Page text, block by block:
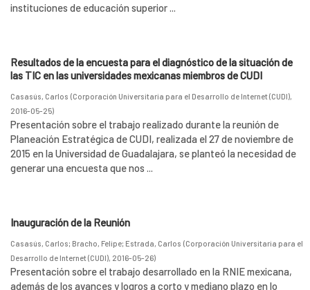
instituciones de educación superior ...
Resultados de la encuesta para el diagnóstico de la situación de
las TIC en las universidades mexicanas miembros de CUDI
Casasús, Carlos (Corporación Universitaria para el Desarrollo de Internet (CUDI),
2016-05-25)
Presentación sobre el trabajo realizado durante la reunión de
Planeación Estratégica de CUDI, realizada el 27 de noviembre de
2015 en la Universidad de Guadalajara, se planteó la necesidad de
generar una encuesta que nos ...
Inauguración de la Reunión
Casasús, Carlos; Bracho, Felipe; Estrada, Carlos (Corporación Universitaria para el
Desarrollo de Internet (CUDI), 2016-05-26)
Presentación sobre el trabajo desarrollado en la RNIE mexicana,
además de los avances y logros a corto y mediano plazo en lo